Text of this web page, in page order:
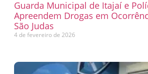
Guarda Municipal de Itajaí e
Apreendem Drogas em
São Judas
4 de fevereiro de 2026